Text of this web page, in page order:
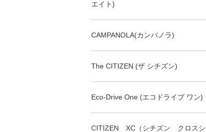
エイト)
CAMPANOLA(カンパノラ)
The CITIZEN (ザ シチズン)
Eco-Drive One (エコドライブ ワン)
CITIZEN XC（シチズン クロスシ